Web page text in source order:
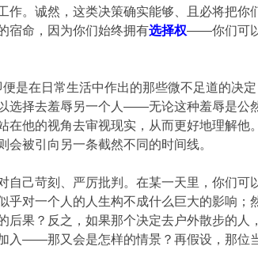
。诚然，这类决策确实能够、且必将把你
宿命，因为你们始终拥有选择权——你们可以
是在日常生活中作出的那些微不足道的决
选择去羞辱另一个人——无论这种羞辱是公
他的视角去审视现实，从而更好地理解他
被引向另一条截然不同的时间线。
自己苛刻、严厉批判。在某一天里，你们可
对一个人的人生构不成什么巨大的影响；
果？反之，如果那个决定去户外散步的人
入——那又会是怎样的情景？再假设，那位